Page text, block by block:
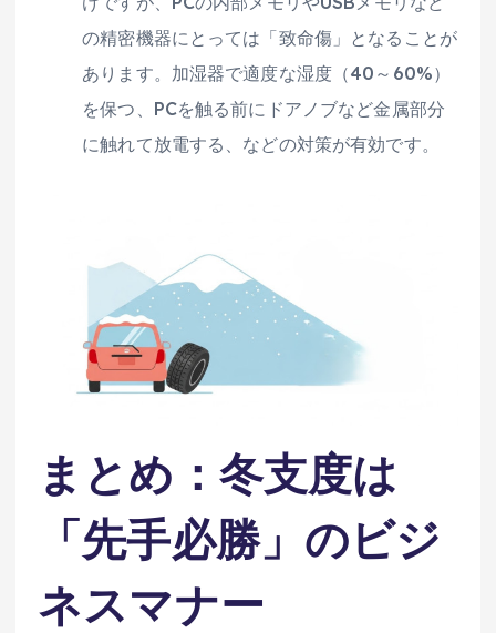
の精密機器にとっては「致命傷」となることが
あります。加湿器で適度な湿度（40～60%）
を保つ、PCを触る前にドアノブなど金属部分
に触れて放電する、などの対策が有効です。
まとめ：冬支度は
「先手必勝」のビジ
ネスマナー